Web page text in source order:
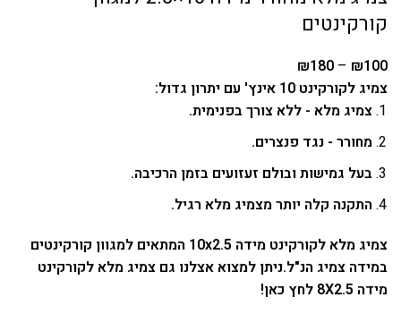
קורקינטים
₪100
–
₪180
צמיג לקורקינט 10 אינץ' עם יתרון גדול:
צמיג מלא - ללא צורך בפנימית.
מחורר - נגד פנצרים.
בעל גמישות ובולם זעזועים בזמן הרכיבה.
התקנה קלה יותר מצמיג מלא רגיל.
צמיג מלא לקורקינט מידה 10x2.5 המתאים למגוון קורקינטים
במידה צמיג הנ"ל.ניתן למצוא אצלנו גם צמיג מלא לקורקינט
מידה 8X2.5 לחץ כאן
!